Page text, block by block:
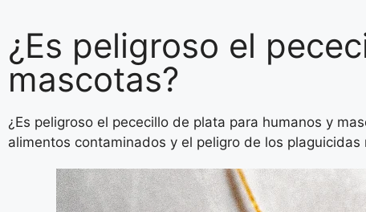
¿Es peligroso el
mascotas?
¿Es peligroso el pececillo de plata para humanos y
alimentos contaminados y el peligro de los plaguicidas